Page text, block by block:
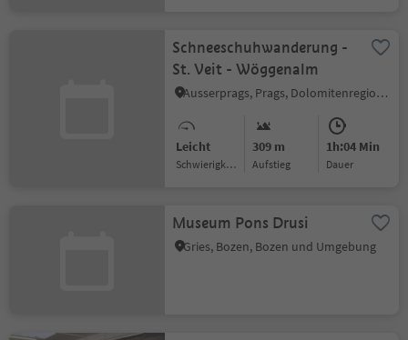
Schneeschuhwanderung -
St. Veit - Wöggenalm
Ausserprags, Prags, Dolomitenregion 3 Zinnen
Leicht
Schwierigkeitsgrad
309 m
Aufstieg
1h:04 Min
Dauer
Museum Pons Drusi
Gries, Bozen, Bozen und Umgebung